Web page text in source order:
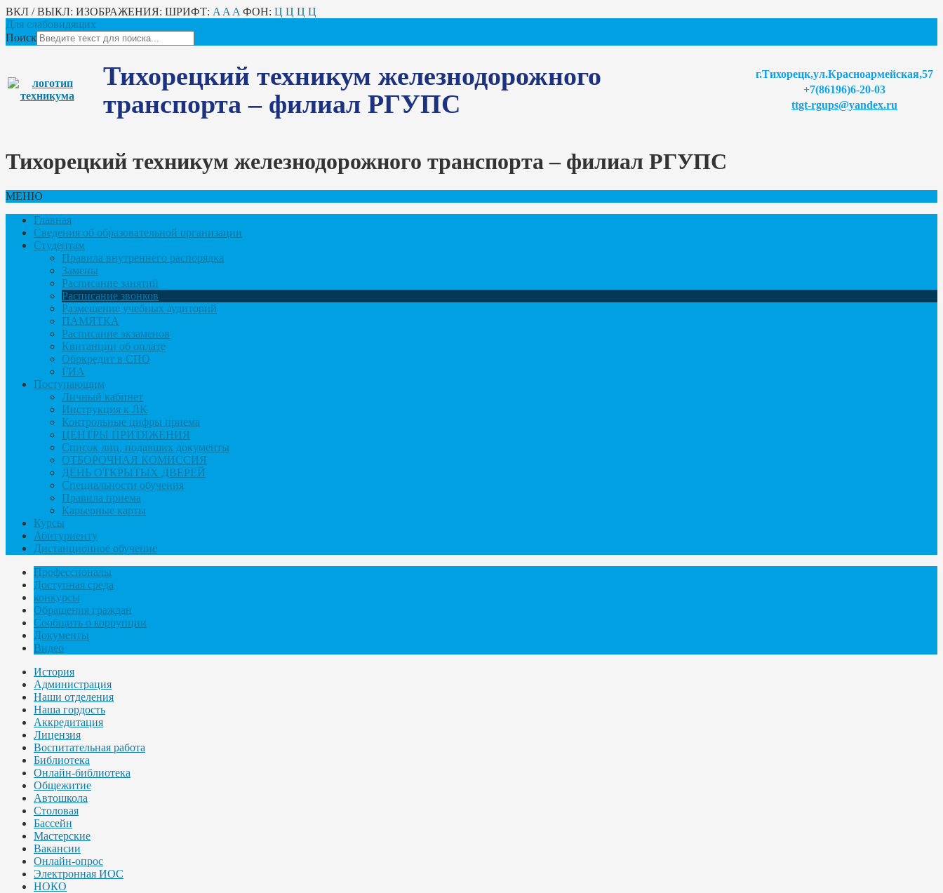
ВКЛ / ВЫКЛ: ИЗОБРАЖЕНИЯ: ШРИФТ: A A A ФОН: Ц Ц Ц Ц
Для слабовидящих
Поиск
Тихорецкий техникум железнодорожного
транспорта – филиал РГУПС
г.Тихорецк,ул.Красноармейская,57
+7(86196)6-20-03
ttgt-rgups@yandex.ru
Тихорецкий техникум железнодорожного транспорта – филиал РГУПС
МЕНЮ
Главная
Сведения об образовательной организации
Студентам
Правила внутреннего распорядка
Замены
Расписание занятий
Расписание звонков
Размещение учебных аудиторий
ПАМЯТКА
Расписание экзаменов
Квитанции об оплате
Обркредит в СПО
ГИА
Поступающим
Личный кабинет
Инструкция к ЛК
Контрольные цифры приема
ЦЕНТРЫ ПРИТЯЖЕНИЯ
Список лиц, подавших документы
ОТБОРОЧНАЯ КОМИССИЯ
ДЕНЬ ОТКРЫТЫХ ДВЕРЕЙ
Специальности обучения
Правила приема
Карьерные карты
Курсы
Абитуриенту
Дистанционное обучение
Профессионалы
Доступная среда
конкурсы
Обращения граждан
Сообщить о коррупции
Документы
Видео
История
Администрация
Наши отделения
Наша гордость
Аккредитация
Лицензия
Воспитательная работа
Библиотека
Онлайн-библиотека
Общежитие
Автошкола
Столовая
Бассейн
Мастерские
Вакансии
Онлайн-опрос
Электронная ИОС
НОКО